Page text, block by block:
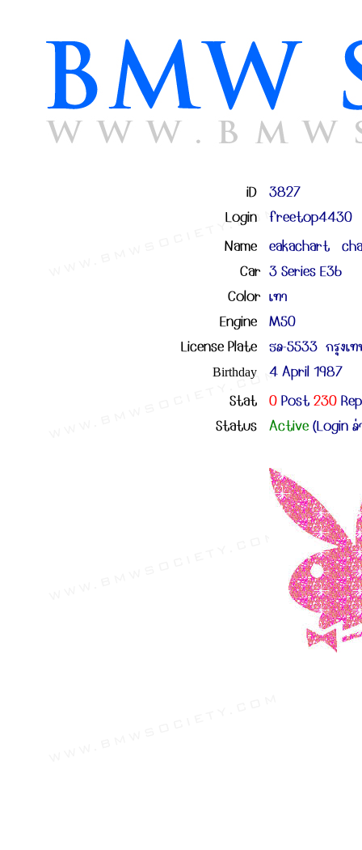
iD
3827
Login
freetop4430
Name
eakachart
Car 3 Series E36
Color เทา
Engine
M50
License Plate
ธล-5533 กรุงเ
Birthday
4 April 1987
Stat
0 Post 230
Status
Active (Login